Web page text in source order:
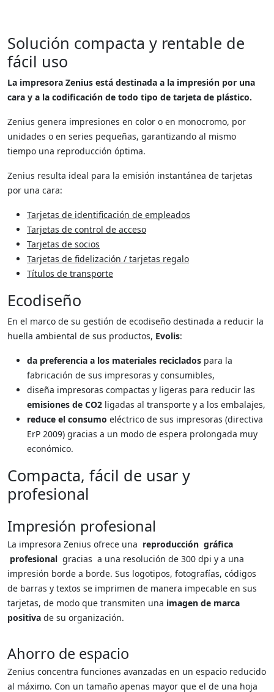
Solución compacta y rentable de
fácil uso
La impresora Zenius está destinada a la impresión por una
cara y a la codificación de todo tipo de tarjeta de plástico.
Zenius genera impresiones en color o en monocromo, por
unidades o en series pequeñas, garantizando al mismo
tiempo una reproducción óptima.
Zenius resulta ideal para la emisión instantánea de tarjetas
por una cara:
Tarjetas de identificación de empleados
Tarjetas de control de acceso
Tarjetas de socios
Tarjetas de fidelización / tarjetas regalo
Títulos de transporte
Ecodiseño
En el marco de su gestión de ecodiseño destinada a reducir la
huella ambiental de sus productos, Evolis:
da preferencia a los materiales reciclados para la
fabricación de sus impresoras y consumibles,
diseña impresoras compactas y ligeras para reducir las
emisiones de CO2 ligadas al transporte y a los embalajes,
reduce el consumo eléctrico de sus impresoras (directiva
ErP 2009) gracias a un modo de espera prolongada muy
económico.
Compacta, fácil de usar y
profesional
Impresión profesional
La impresora Zenius ofrece una reproducción gráfica
profesional gracias a una resolución de 300 dpi y a una
impresión borde a borde. Sus logotipos, fotografías, códigos
de barras y textos se imprimen de manera impecable en sus
tarjetas, de modo que transmiten una imagen de marca
positiva de su organización.
Ahorro de espacio
Zenius concentra funciones avanzadas en un espacio reducido
al máximo. Con un tamaño apenas mayor que el de una hoja